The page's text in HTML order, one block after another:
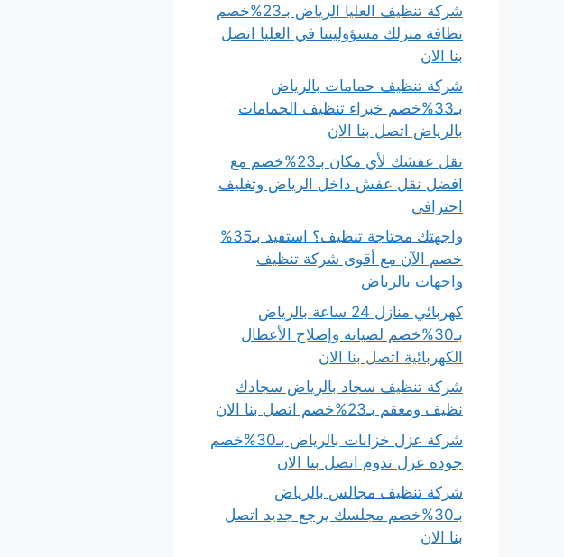
شركة تنظيف العليا الرياض بـ23%خصم
نظافة منزلك مسؤوليتنا في العليا اتصل
بنا الان
شركة تنظيف حمامات بالرياض
بـ33%خصم خبراء تنظيف الحمامات
بالرياض اتصل بنا الان
نقل عفشك لأي مكان بـ23%خصم مع
افضل نقل عفش داخل الرياض وتغليف
احترافي
واجهتك محتاجة تنظيف؟ استفيد بـ35%
خصم الآن مع أقوى شركة تنظيف
واجهات بالرياض
كهربائي منازل 24 ساعة بالرياض
بـ30%خصم لصيانة وإصلاح الأعطال
الكهربائية اتصل بنا الان
شركة تنظيف سجاد بالرياض سجادك
نظيف ومعقم بـ23%خصم اتصل بنا الان
شركة عزل خزانات بالرياض بـ30%خصم
جودة عزل تدوم اتصل بنا الان
شركة تنظيف مجالس بالرياض
بـ30%خصم مجلسك يرجع جديد اتصل
بنا الان